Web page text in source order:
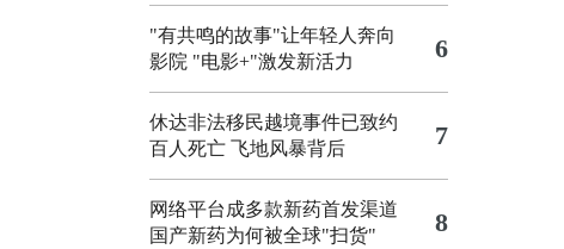
"有共鸣的故事"让年轻人奔向
影院 "电影+"激发新活力 6
休达非法移民越境事件已致约
百人死亡 飞地风暴背后 7
网络平台成多款新药首发渠道
国产新药为何被全球"扫货"
8